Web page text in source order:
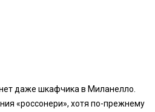
даже шкафчика в Миланелло.
«россонери», хотя по-прежнему